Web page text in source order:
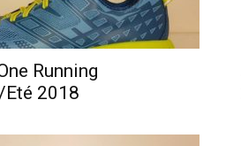
Running
2018